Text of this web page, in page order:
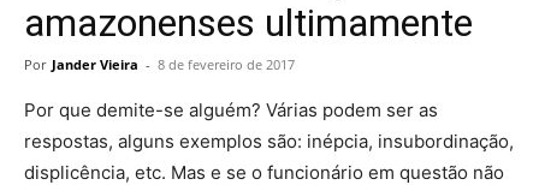
amazonenses ultimamente
Por Jander Vieira - 8 de fevereiro de 2017
Por que demite-se alguém? Várias podem ser as
respostas, alguns exemplos são: inépcia, insubordinação,
displicência, etc. Mas e se o funcionário em questão não